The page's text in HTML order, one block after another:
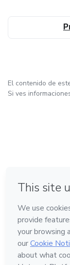
El contenido de
Si ves
Hecho con❤ en
Conoce Hotmart